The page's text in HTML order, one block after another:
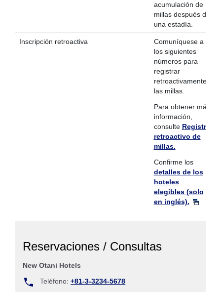
acumulación de
millas después de
una estadía.
Inscripción retroactiva
Comuníquese a
los siguientes
números para
registrar
retroactivamente
las millas.
Para obtener más
información,
consulte Registro
retroactivo de
millas.
Confirme los
detalles de los
hoteles
elegibles (solo
en inglés).
Reservaciones / Consultas
New Otani Hotels
Teléfono:+81-3-3234-5678